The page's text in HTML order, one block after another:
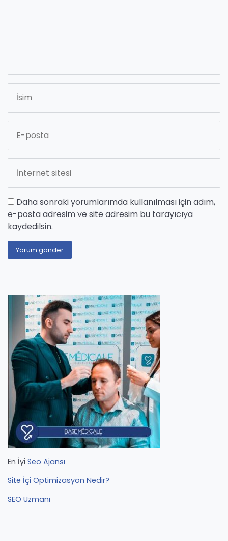
Daha sonraki yorumlarımda kullanılması için adım,
e-posta adresim ve site adresim bu tarayıcıya
kaydedilsin.
En İyi Seo Ajansı
Site İçi Optimizasyon Nedir?
SEO Uzmanı